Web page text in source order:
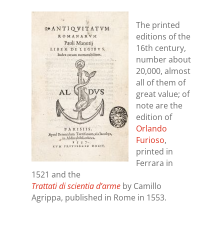
The printed
editions of the
16th century,
number about
20,000, almost
all of them of
great value; of
note are the
edition of
Orlando
Furioso,
printed in
Ferrara in
1521 and the
Trattati di scientia d’arme by Camillo
Agrippa, published in Rome in 1553.